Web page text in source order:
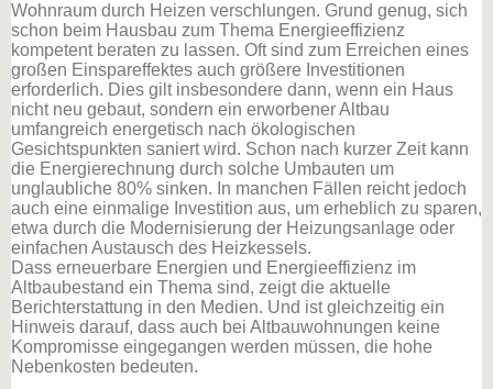
Wohnraum durch Heizen verschlungen. Grund genug, sich
schon beim Hausbau zum Thema Energieeffizienz
kompetent beraten zu lassen. Oft sind zum Erreichen eines
großen Einspareffektes auch größere Investitionen
erforderlich. Dies gilt insbesondere dann, wenn ein Haus
nicht neu gebaut, sondern ein erworbener Altbau
umfangreich energetisch nach ökologischen
Gesichtspunkten saniert wird. Schon nach kurzer Zeit kann
die Energierechnung durch solche Umbauten um
unglaubliche 80% sinken. In manchen Fällen reicht jedoch
auch eine einmalige Investition aus, um erheblich zu sparen,
etwa durch die Modernisierung der Heizungsanlage oder
einfachen Austausch des Heizkessels.
Dass erneuerbare Energien und Energieeffizienz im
Altbaubestand ein Thema sind, zeigt die aktuelle
Berichterstattung in den Medien. Und ist gleichzeitig ein
Hinweis darauf, dass auch bei Altbauwohnungen keine
Kompromisse eingegangen werden müssen, die hohe
Nebenkosten bedeuten.